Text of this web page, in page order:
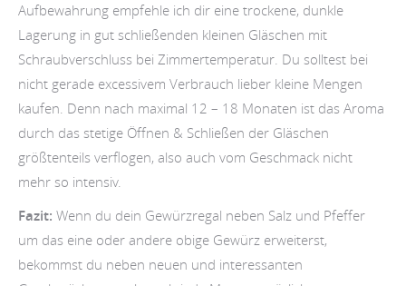
Aufbewahrung empfehle ich dir eine trockene, dunkle
Lagerung in gut schließenden kleinen Gläschen mit
Schraubverschluss bei Zimmertemperatur. Du solltest bei
nicht gerade excessivem Verbrauch lieber kleine Mengen
kaufen. Denn nach maximal 12 – 18 Monaten ist das Aroma
durch das stetige Öffnen & Schließen der Gläschen
größtenteils verflogen, also auch vom Geschmack nicht
mehr so intensiv.
Fazit: Wenn du dein Gewürzregal neben Salz und Pfeffer
um das eine oder andere obige Gewürz erweiterst,
bekommst du neben neuen und interessanten